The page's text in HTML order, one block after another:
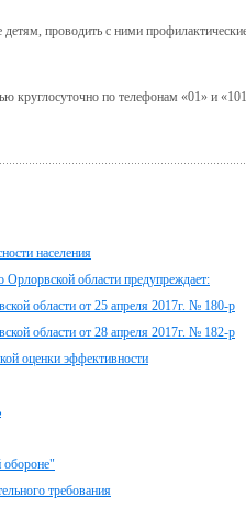
проводить с ними
круглосуточно по телефонам «01» и
населения
области предупреждает:
области от 25 апреля 2017г. № 180-р
области от 28 апреля 2017г. № 182-р
оценки эффективности
обороне"
требования